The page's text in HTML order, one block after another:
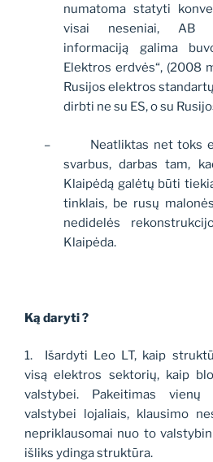
numatoma statyti
visai neseniai, AB
informaciją galima
Elektros erdvės“, (2008
Rusijos elektros
dirbti ne su ES, o su
–
Neatliktas net toks
svarbus, darbas tam,
Klaipėdą galėtų būti
tinklais, be rusų
nedidelės
Klaipėda.
Ką daryti ?
1.
Išardyti Leo LT, kaip
visą elektros sektorių, kaip
valstybei. Pakeitimas
valstybei lojaliais, klausimo
nepriklausomai nuo to
išliks ydinga struktūra.